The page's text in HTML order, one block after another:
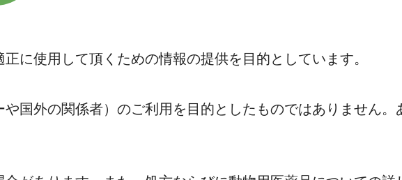
に使用して頂くための情報の提供を目的としています。
国外の関係者）のご利用を目的としたものではありません。